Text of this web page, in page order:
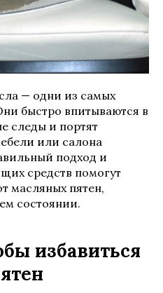
— одни из самых
быстро впитываются в
следы и портят
или салона
подход и
средств помогут
масляных пятен,
состоянии.
избавиться